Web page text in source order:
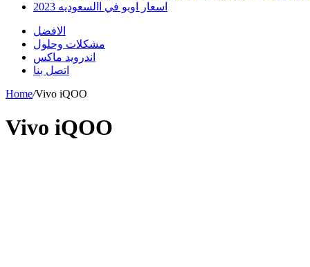
اسعار اوبو في االسعوديه 2023
الافضل
مشكلات وحلول
اندرويد ماكس
اتصل بنا
Home/Vivo iQOO
Vivo iQOO